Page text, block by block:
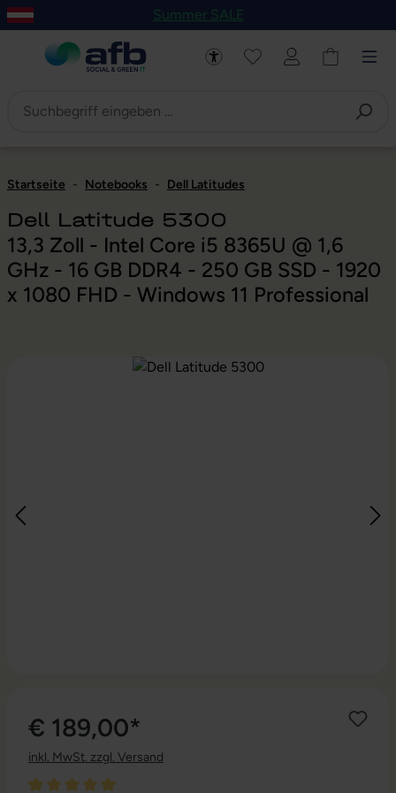
Hauptinhalt springen
Zur Navigation der B2B-Plattform springen
Summer SALE
Startseite - Notebooks - Dell Latitudes
Dell Latitude 5300
13,3 Zoll - Intel Core i5 8365U @ 1,6
GHz - 16 GB DDR4 - 250 GB SSD - 1920
x 1080 FHD - Windows 11 Professional
Bildergalerie überspringen
€ 189,00*
inkl. MwSt. zzgl. Versand